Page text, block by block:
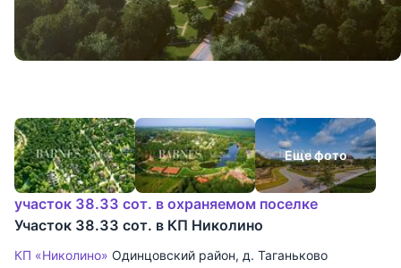
Еще фото
участок 38.33 сот. в охраняемом поселке
Участок 38.33 сот. в КП Николино
КП «Николино» Одинцовский район, д. Таганьково